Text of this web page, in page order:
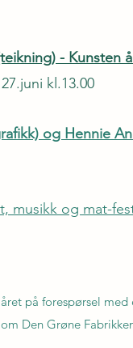
- Kunsten å
og Hennie
musikk og mat-
på forespørsel
Den Grøne